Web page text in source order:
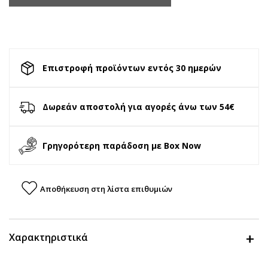
Επιστροφή προϊόντων εντός 30 ημερών
Δωρεάν αποστολή για αγορές άνω των 54€
Γρηγορότερη παράδοση με Box Now
Αποθήκευση στη λίστα επιθυμιών
Χαρακτηριστικά